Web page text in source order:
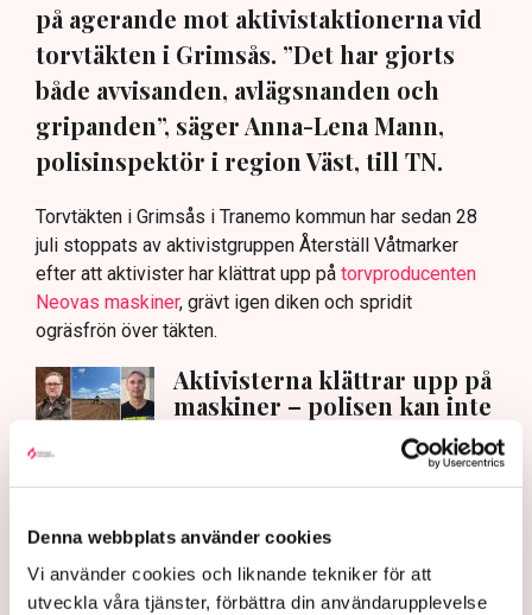
Denna webbplats använder cookies
Vi använder cookies och liknande tekniker för att
utveckla våra tjänster, förbättra din användarupplevelse
på agerande mot aktivistaktionerna vid
torvtäkten i Grimsås. ”Det har gjorts
både avvisanden, avlägsnanden och
gripanden”, säger Anna-Lena Mann,
polisinspektör i region Väst, till TN.
Torvtäkten i Grimsås i Tranemo kommun har sedan 28
juli stoppats av aktivistgruppen Återställ Våtmarker
efter att aktivister har klättrat upp på torvproducenten
Neovas maskiner, grävt igen diken och spridit
ogräsfrön över täkten.
Aktivisterna klättrar upp på
maskiner – polisen kan inte
avvisa dem: ”Upptrappning
AI-sammanfattning
Torvtäkten i Grimsås har stoppats av aktivister